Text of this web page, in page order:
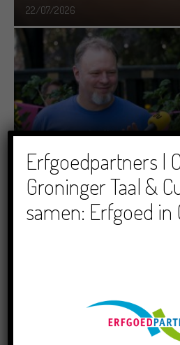
22/07/2026
Ommaans
29/06/2026
Crowdfunding voor bijzonder
Groningse liedjes en verhalen
Erfgoedpartners |
Groninger Taal &
samen: Erfgoed in